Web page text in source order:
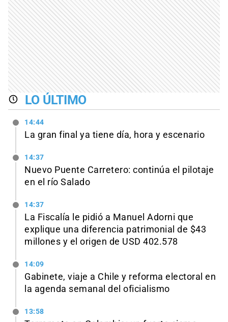
LO ÚLTIMO
14:44
La gran final ya tiene día, hora y escenario
14:37
Nuevo Puente Carretero: continúa el pilotaje
en el río Salado
14:37
La Fiscalía le pidió a Manuel Adorni que
explique una diferencia patrimonial de $43
millones y el origen de USD 402.578
14:09
Gabinete, viaje a Chile y reforma electoral en
la agenda semanal del oficialismo
13:58